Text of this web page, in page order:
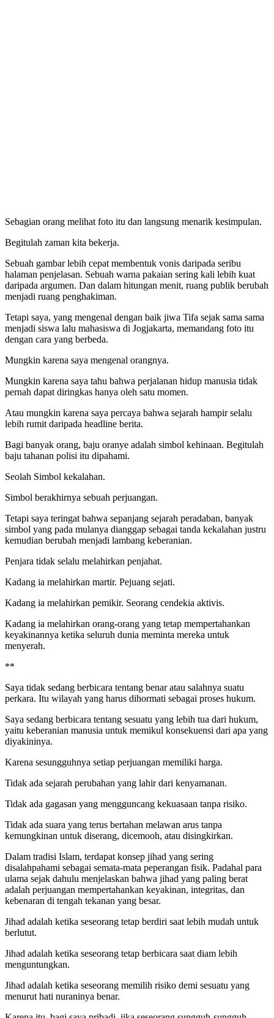
Sebagian orang melihat foto itu dan langsung menarik kesimpulan.
Begitulah zaman kita bekerja.
Sebuah gambar lebih cepat membentuk vonis daripada seribu
halaman penjelasan. Sebuah warna pakaian sering kali lebih kuat
daripada argumen. Dan dalam hitungan menit, ruang publik berubah
menjadi ruang penghakiman.
Tetapi saya, yang mengenal dengan baik jiwa Tifa sejak sama sama
menjadi siswa lalu mahasiswa di Jogjakarta, memandang foto itu
dengan cara yang berbeda.
Mungkin karena saya mengenal orangnya.
Mungkin karena saya tahu bahwa perjalanan hidup manusia tidak
pernah dapat diringkas hanya oleh satu momen.
Atau mungkin karena saya percaya bahwa sejarah hampir selalu
lebih rumit daripada headline berita.
Bagi banyak orang, baju oranye adalah simbol kehinaan. Begitulah
baju tahanan polisi itu dipahami.
Seolah Simbol kekalahan.
Simbol berakhirnya sebuah perjuangan.
Tetapi saya teringat bahwa sepanjang sejarah peradaban, banyak
simbol yang pada mulanya dianggap sebagai tanda kekalahan justru
kemudian berubah menjadi lambang keberanian.
Penjara tidak selalu melahirkan penjahat.
Kadang ia melahirkan martir. Pejuang sejati.
Kadang ia melahirkan pemikir. Seorang cendekia aktivis.
Kadang ia melahirkan orang-orang yang tetap mempertahankan
keyakinannya ketika seluruh dunia meminta mereka untuk
menyerah.
**
Saya tidak sedang berbicara tentang benar atau salahnya suatu
perkara. Itu wilayah yang harus dihormati sebagai proses hukum.
Saya sedang berbicara tentang sesuatu yang lebih tua dari hukum,
yaitu keberanian manusia untuk memikul konsekuensi dari apa yang
diyakininya.
Karena sesungguhnya setiap perjuangan memiliki harga.
Tidak ada sejarah perubahan yang lahir dari kenyamanan.
Tidak ada gagasan yang mengguncang kekuasaan tanpa risiko.
Tidak ada suara yang terus bertahan melawan arus tanpa
kemungkinan untuk diserang, dicemooh, atau disingkirkan.
Dalam tradisi Islam, terdapat konsep jihad yang sering
disalahpahami sebagai semata-mata peperangan fisik. Padahal para
ulama sejak dahulu menjelaskan bahwa jihad yang paling berat
adalah perjuangan mempertahankan keyakinan, integritas, dan
kebenaran di tengah tekanan yang besar.
Jihad adalah ketika seseorang tetap berdiri saat lebih mudah untuk
berlutut.
Jihad adalah ketika seseorang tetap berbicara saat diam lebih
menguntungkan.
Jihad adalah ketika seseorang memilih risiko demi sesuatu yang
menurut hati nuraninya benar.